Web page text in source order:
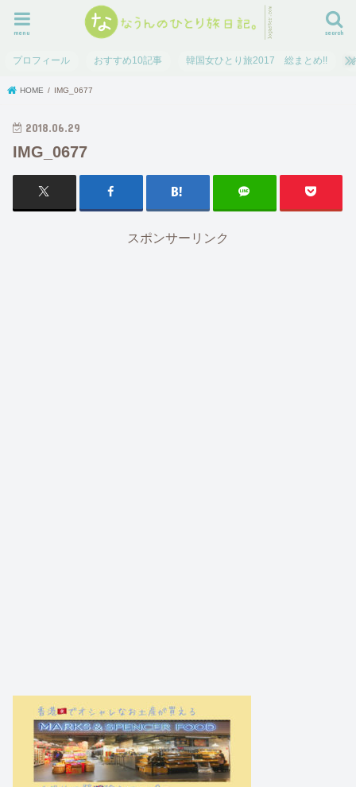
search
menu
プロフィール おすすめ10記事 韓国女ひとり旅2017 総まとめ!!
HOME IMG_0677
2018.06.29
IMG_0677
スポンサーリンク